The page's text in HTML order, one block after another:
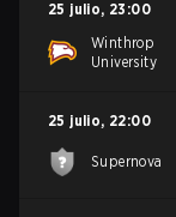
25 julio, 23:00
Winthrop
University
25 julio, 22:00
Supernova